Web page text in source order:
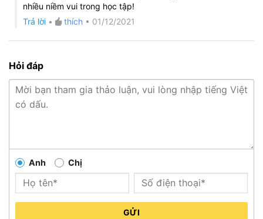
nhiều niềm vui trong học tập!
Trả lời • thích • 01/12/2021
Hỏi đáp
Anh Chị
GỬI